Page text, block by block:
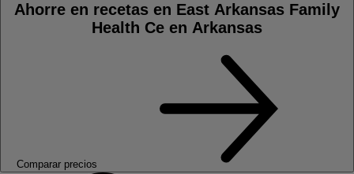
Ahorre en recetas en East Arkansas Family
Health Ce en Arkansas
Comparar precios